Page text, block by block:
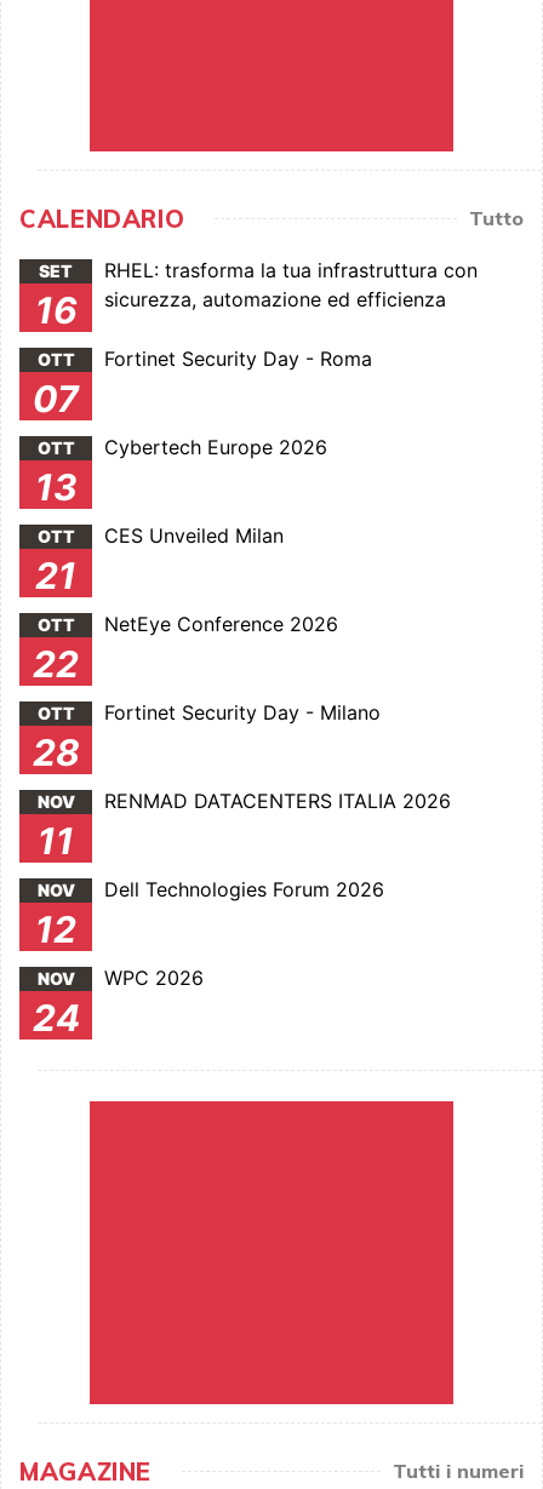
CALENDARIO Tutto
SET
16
RHEL: trasforma la tua infrastruttura con
sicurezza, automazione ed efficienza
OTT
07
Fortinet Security Day - Roma
OTT
13
Cybertech Europe 2026
OTT
21
CES Unveiled Milan
OTT
22
NetEye Conference 2026
OTT
28
Fortinet Security Day - Milano
NOV
11
RENMAD DATACENTERS ITALIA 2026
NOV
12
Dell Technologies Forum 2026
NOV
24
WPC 2026
MAGAZINE Tutti i numeri